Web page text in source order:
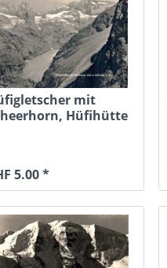
mit
Hüfihütte
5.00 *